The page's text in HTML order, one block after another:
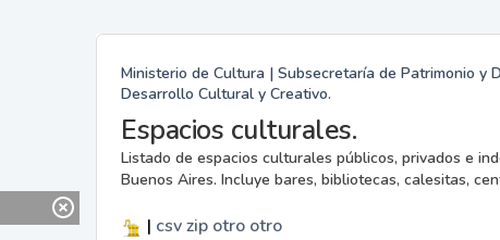
Ministerio de Cultura | Subsecretaría de Patrimonio y
Desarrollo Cultural y Creativo.
Espacios culturales.
Listado de espacios culturales públicos, privados e
Buenos Aires. Incluye bares, bibliotecas, calesitas,
| csvzip otro otro